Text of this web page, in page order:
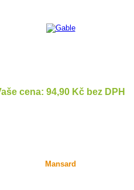
cena: 94,90 Kč bez DPH
Mansard